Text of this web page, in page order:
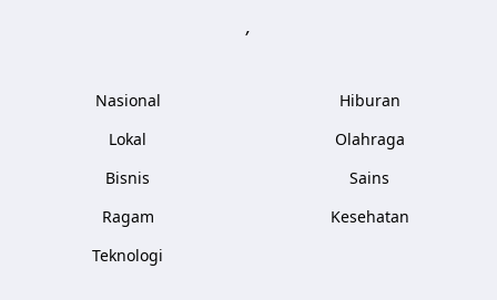
,
Nasional
Lokal
Bisnis
Ragam
Teknologi
Hiburan
Olahraga
Sains
Kesehatan